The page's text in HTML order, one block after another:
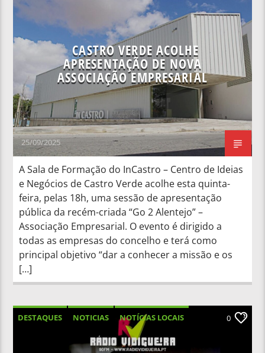
CASTRO VERDE ACOLHE
APRESENTAÇÃO DE NOVA
ASSOCIAÇÃO EMPRESARIAL
25/09/2025
A Sala de Formação do InCastro – Centro de Ideias
e Negócios de Castro Verde acolhe esta quinta-
feira, pelas 18h, uma sessão de apresentação
pública da recém-criada “Go 2 Alentejo” –
Associação Empresarial. O evento é dirigido a
todas as empresas do concelho e terá como
principal objetivo “dar a conhecer a missão e os
[…]
DESTAQUES NOTICIAS
NOTÍCIAS LOCAIS
NOTÍCIAS NACIONAIS
0